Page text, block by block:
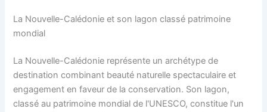
La Nouvelle-Calédonie et son lagon classé patrimoine
mondial
La Nouvelle-Calédonie représente un archétype de
destination combinant beauté naturelle spectaculaire et
engagement en faveur de la conservation. Son lagon,
classé au patrimoine mondial de l'UNESCO, constitue l'un